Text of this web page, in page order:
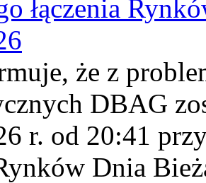
łączenia
że z
DBAG
r. od 20:41
Dnia